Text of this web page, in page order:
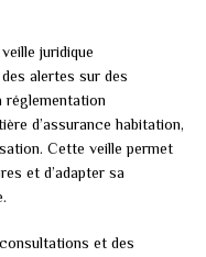
juridique
alertes sur des
réglementation
d’assurance habitation,
Cette veille permet
et d’adapter sa
et des